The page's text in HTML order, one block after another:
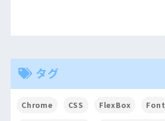
タグ
Chrome CSS FlexBox Font